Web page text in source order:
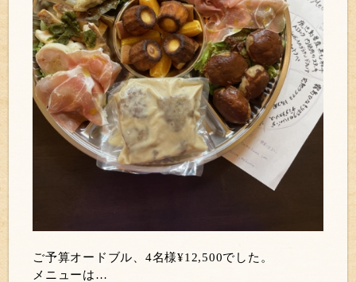
ご予算オードブル、4名様¥12,500でした。
メニューは…